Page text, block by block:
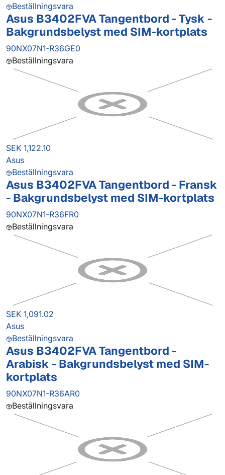
Beställningsvara
Asus B3402FVA Tangentbord - Tysk -
Bakgrundsbelyst med SIM-kortplats
90NX07N1-R36GE0
Beställningsvara
SEK 1,122.10
Asus
Beställningsvara
Asus B3402FVA Tangentbord - Fransk
- Bakgrundsbelyst med SIM-kortplats
90NX07N1-R36FR0
Beställningsvara
SEK 1,091.02
Asus
Beställningsvara
Asus B3402FVA Tangentbord -
Arabisk - Bakgrundsbelyst med SIM-
kortplats
90NX07N1-R36AR0
Beställningsvara